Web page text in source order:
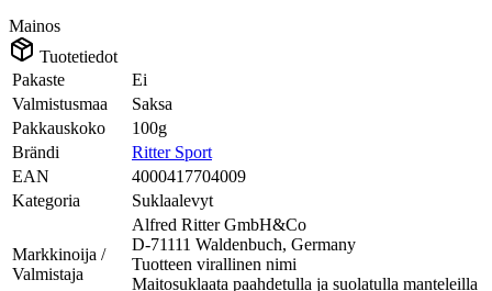
Mainos
Tuotetiedot
Pakaste
Ei
Valmistusmaa
Saksa
Pakkauskoko
100g
Brändi
Ritter Sport
EAN
4000417704009
Kategoria
Suklaalevyt
Markkinoija /
Valmistaja
Alfred Ritter GmbH&Co
D-71111 Waldenbuch, Germany
Tuotteen virallinen nimi
Maitosuklaata paahdetulla ja suolatulla manteleilla